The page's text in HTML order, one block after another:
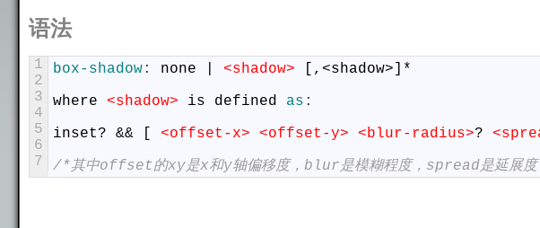
语法
1
2
3
4
5
6
7
box-shadow: none <shadow>
[,<shadow>]*
where
<shadow> is defined as :
inset?
&& [ <offset-x> <offset-y> <blur-radius>?
/*其中offset的xy是x和y轴偏移度，blur是模糊程度，spread是延展